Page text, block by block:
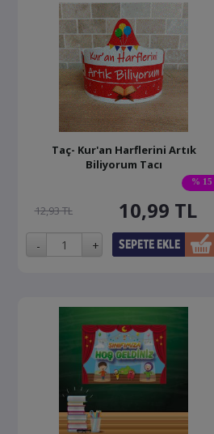
% 15
Taç- Kur'an Harflerini Artık
Biliyorum Tacı
12,93 TL 10,99 TL